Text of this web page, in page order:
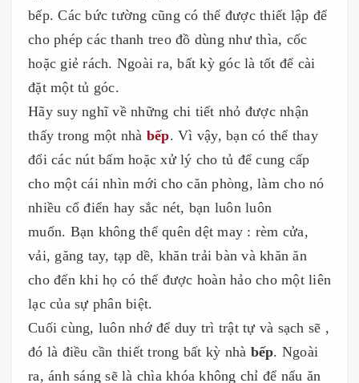
bếp. Các bức tường cũng có thể được thiết lập để
cho phép các thanh treo đồ dùng như thìa, cốc
hoặc giẻ rách. Ngoài ra, bất kỳ góc là tốt để cài
đặt một tủ góc.
Hãy suy nghĩ về những chi tiết nhỏ được nhận
thấy trong một nhà bếp. Vì vậy, bạn có thể thay
đổi các nút bấm hoặc xử lý cho tủ để cung cấp
cho một cái nhìn mới cho căn phòng, làm cho nó
nhiều cổ điển hay sắc nét, bạn luôn luôn
muốn. Bạn không thể quên dệt may : rèm cửa,
vải, găng tay, tạp dề, khăn trải bàn và khăn ăn
cho đến khi họ có thể được hoàn hảo cho một liên
lạc của sự phân biệt.
Cuối cùng, luôn nhớ để duy trì trật tự và sạch sẽ ,
đó là điều cần thiết trong bất kỳ nhà bếp. Ngoài
ra, ánh sáng sẽ là chìa khóa không chỉ để nấu ăn